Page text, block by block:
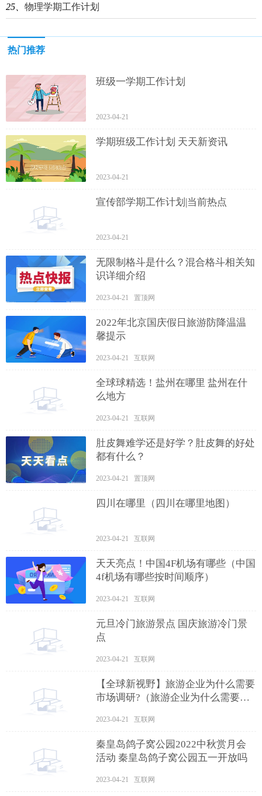
25、 物理学期工作计划
热门推荐
班级一学期工作计划
2023-04-21
学期班级工作计划 天天新资讯
2023-04-21
宣传部学期工作计划|当前热点
2023-04-21
无限制格斗是什么？混合格斗相关知
识详细介绍
2023-04-21 置顶网
2022年北京国庆假日旅游防降温温
馨提示
2023-04-21 互联网
全球球精选！盐州在哪里 盐州在什
么地方
2023-04-21 互联网
肚皮舞难学还是好学？肚皮舞的好处
都有什么？
2023-04-21 置顶网
四川在哪里（四川在哪里地图）
2023-04-21 互联网
天天亮点！中国4F机场有哪些（中国
4f机场有哪些按时间顺序）
2023-04-21 互联网
元旦冷门旅游景点 国庆旅游冷门景
点
2023-04-21 互联网
【全球新视野】旅游企业为什么需要
市场调研?（旅游企业为什么需要进
2023-04-21 互联网
秦皇岛鸽子窝公园2022中秋赏月会
活动 秦皇岛鸽子窝公园五一开放吗
2023-04-21 互联网